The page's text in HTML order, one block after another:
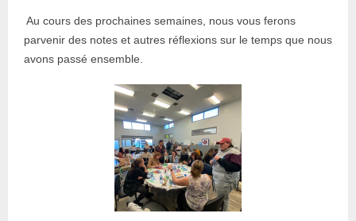
Au cours des prochaines semaines, nous vous ferons
parvenir des notes et autres réflexions sur le temps que nous
avons passé ensemble.